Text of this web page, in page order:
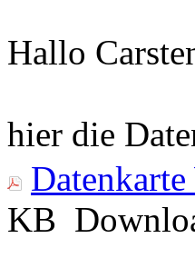
Hallo
hier die
KB